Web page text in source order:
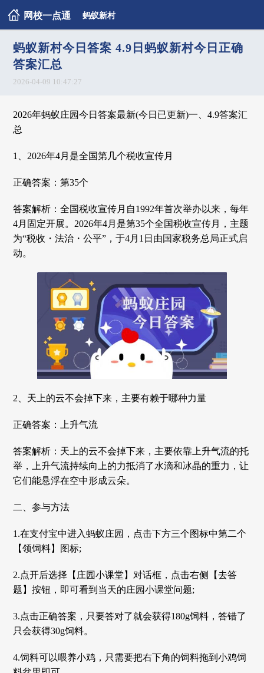
网校一点通 蚂蚁新村
蚂蚁新村今日答案 4.9日蚂蚁新村今日正确
答案汇总
2026-04-09 10:47:27
2026年蚂蚁庄园今日答案最新(今日已更新)一、4.9答案汇
总
1、2026年4月是全国第几个税收宣传月
正确答案：第35个
答案解析：全国税收宣传月自1992年首次举办以来，每年
4月固定开展。2026年4月是第35个全国税收宣传月，主题
为“税收・法治・公平”，于4月1日由国家税务总局正式启
动。
2、天上的云不会掉下来，主要有赖于哪种力量
正确答案：上升气流
答案解析：天上的云不会掉下来，主要依靠上升气流的托
举，上升气流持续向上的力抵消了水滴和冰晶的重力，让
它们能悬浮在空中形成云朵。
二、参与方法
1.在支付宝中进入蚂蚁庄园，点击下方三个图标中第二个
【领饲料】图标;
2.点开后选择【庄园小课堂】对话框，点击右侧【去答
题】按钮，即可看到当天的庄园小课堂问题;
3.点击正确答案，只要答对了就会获得180g饲料，答错了
只会获得30g饲料。
4.饲料可以喂养小鸡，只需要把右下角的饲料拖到小鸡饲